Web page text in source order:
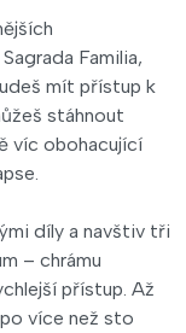
Familia,
mít přístup k
stáhnout
víc obohacující
díly a navštiv tři
– chrámu
přístup. Až
více než sto